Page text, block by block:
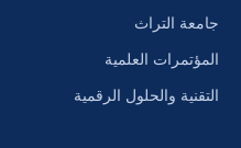
جامعة التراث
المؤتمرات العلمية
التقنية والحلول الرقمية